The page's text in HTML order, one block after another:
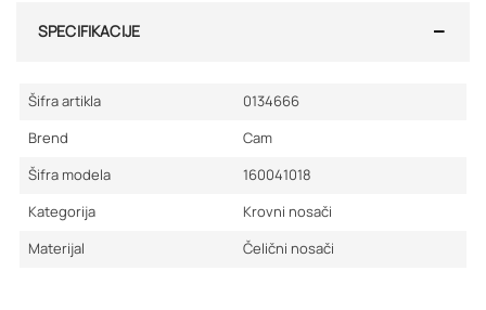
SPECIFIKACIJE
Šifra artikla
0134666
Brend
Cam
Šifra modela
160041018
Kategorija
Krovni nosači
Materijal
Čelični nosači